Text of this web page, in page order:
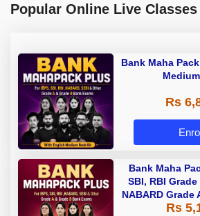
Popular Online Live Classes
Bank Maha
Rs
Bank Maha
SBI, RBI Grade
NABARD Grade
A & Grade
Rs